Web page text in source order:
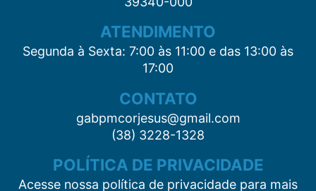
ATENDIMENTO
Segunda à Sexta: 7:00 às 11:00 e das 13:00 às
17:00
CONTATO
gabpmcorjesus@gmail.com
(38) 3228-1328
POLÍTICA DE PRIVACIDADE
Acesse nossa política de privacidade para mais